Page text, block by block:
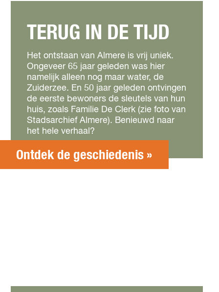
TERUG IN DE TIJD
Het ontstaan van Almere is vrij uniek.
Ongeveer 65 jaar geleden was hier
namelijk alleen nog maar water, de
Zuiderzee. En 50 jaar geleden ontvingen
de eerste bewoners de sleutels van hun
huis, zoals Familie De Clerk (zie foto van
Stadsarchief Almere). Benieuwd naar
het hele verhaal?
Ontdek de geschiedenis »